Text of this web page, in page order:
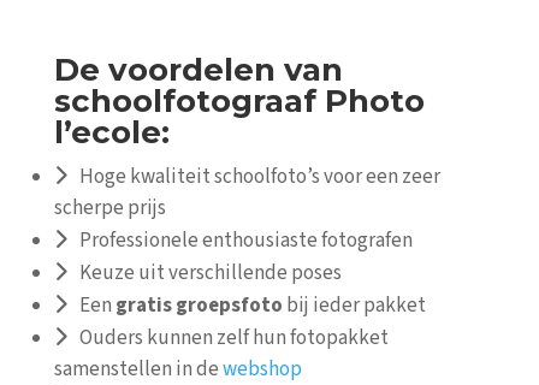
De voordelen van
schoolfotograaf Photo
l’ecole:
Hoge kwaliteit schoolfoto’s voor een zeer
scherpe prijs
Professionele enthousiaste fotografen
Keuze uit verschillende poses
Een gratis groepsfoto bij ieder pakket
Ouders kunnen zelf hun fotopakket
samenstellen in dewebshop